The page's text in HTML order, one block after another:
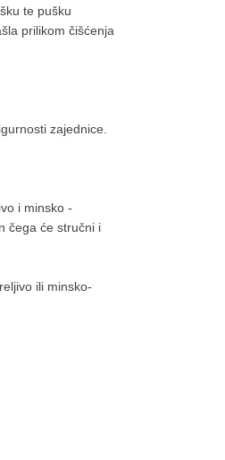
te pušku
prilikom čišćenja
zajednice.
i minsko -
čega će stručni i
ili minsko-